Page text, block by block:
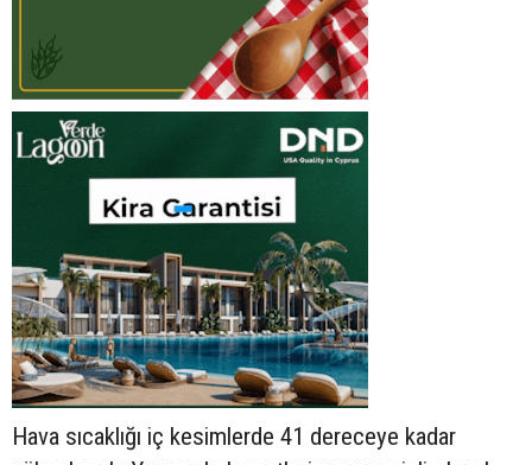
Hava sıcaklığı iç kesimlerde 41 dereceye kadar